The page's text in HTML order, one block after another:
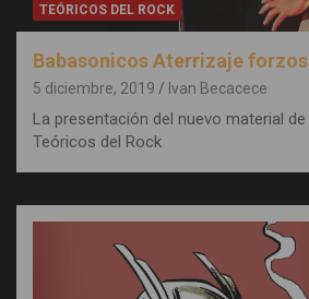
TEÓRICOS DEL ROCK
Babasonicos Aterrizaje
5 diciembre, 2019 Ivan Becacece
La presentación del nuevo material
Teóricos del Rock